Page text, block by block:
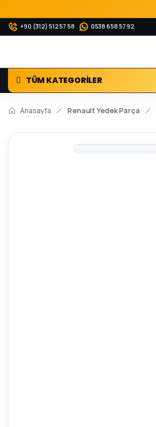
+90 (312) 512 57 58 0538 658 57 92
TÜM KATEGORİLER
Anasayfa Renault Yedek Parça